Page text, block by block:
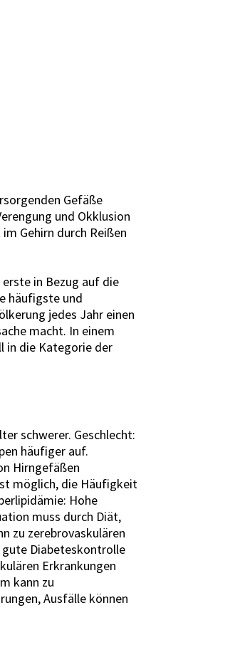
Gefäße
und Okklusion
Gehirn durch Reißen
in Bezug auf die
häufigste und
jedes Jahr einen
macht. In einem
in die Kategorie der
schwerer. Geschlecht:
häufiger auf.
Hirngefäßen
möglich, die Häufigkeit
Hohe
muss durch Diät,
zu zerebrovaskulären
Diabeteskontrolle
Erkrankungen
kann zu
Ausfälle können